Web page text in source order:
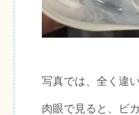
写真では、全く違
肉眼で見ると、ビ